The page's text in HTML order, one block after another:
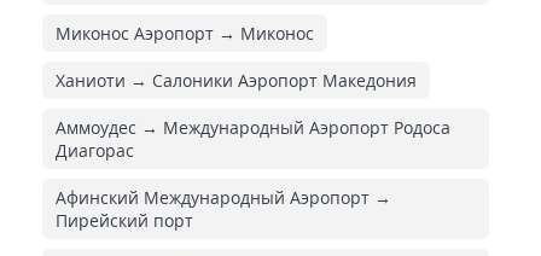
Миконос Аэропорт → Миконос
Ханиоти → Салоники Аэропорт Македония
Аммоудес → Международный Аэропорт Родоса
Диагорас
Афинский Международный Аэропорт →
Пирейский порт